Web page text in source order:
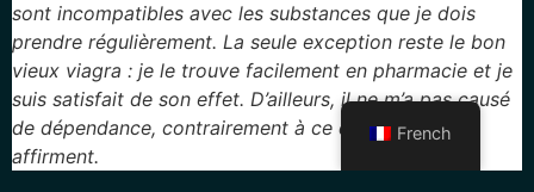
sont incompatibles avec les substances que je dois
prendre régulièrement. La seule exception reste le bon
vieux viagra : je le trouve facilement en pharmacie et je
suis satisfait de son effet. D’ailleurs, il ne m’a pas causé
de dépendance, contrairement à ce que certains
affirment.
French